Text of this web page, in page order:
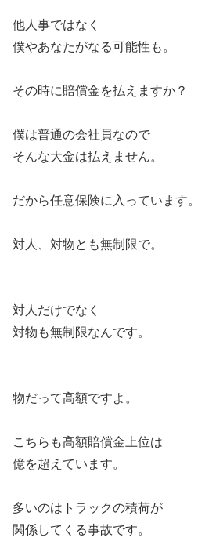
他人事ではなく
僕やあなたがなる可能性も。
その時に賠償金を払えますか？
僕は普通の会社員なので
そんな大金は払えません。
だから任意保険に入っています。
対人、対物とも無制限で。
対人だけでなく
対物も無制限なんです。
物だって高額ですよ。
こちらも高額賠償金上位は
億を超えています。
多いのはトラックの積荷が
関係してくる事故です。